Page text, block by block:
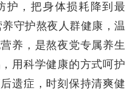
护，把身体损耗降到最
守护熬夜人群健康，温
养，是熬夜党专属养生
用科学健康的方式呵护
遗症，时刻保持清爽健